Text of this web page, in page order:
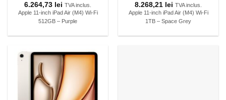
6.264,73 lei TVA inclus.
Apple 11-inch iPad Air (M4) Wi-Fi
512GB – Purple
8.268,21 lei TVA inclus.
Apple 11-inch iPad Air (M4) Wi-Fi
1TB – Space Grey